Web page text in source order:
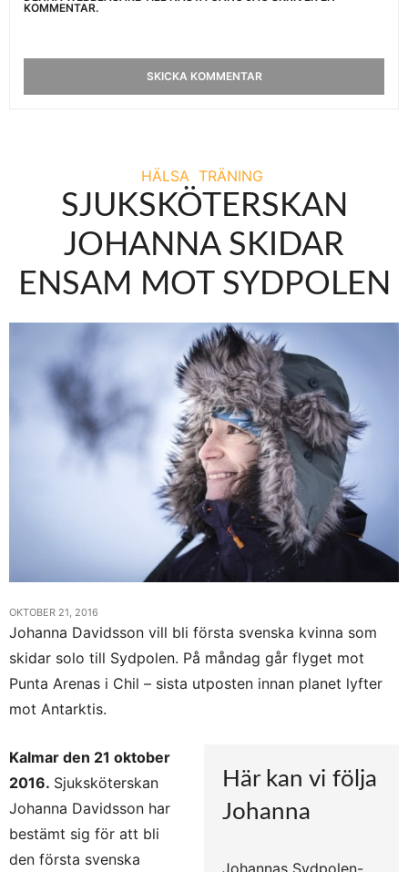
KOMMENTAR.
HÄLSA TRÄNING
SJUKSKÖTERSKAN
JOHANNA SKIDAR
ENSAM MOT SYDPOLEN
OKTOBER 21, 2016
Johanna Davidsson vill bli första svenska kvinna som
skidar solo till Sydpolen. På måndag går flyget mot
Punta Arenas i Chil – sista utposten innan planet lyfter
mot Antarktis.
Här kan vi följa
Johanna
Johannas Sydpolen-
Kalmar den 21 oktober
2016. Sjuksköterskan
Johanna Davidsson har
bestämt sig för att bli
den första svenska